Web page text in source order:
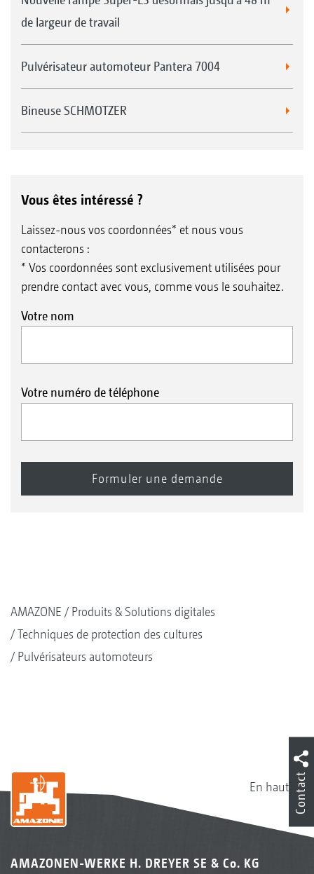
de largeur de travail
Pulvérisateur automoteur Pantera 7004
Bineuse SCHMOTZER
Vous êtes intéressé ?
Laissez-nous vos coordonnées* et nous vous
contacterons :
* Vos coordonnées sont exclusivement utilisées pour
prendre contact avec vous, comme vous le souhaitez.
Votre nom
Votre numéro de téléphone
AMAZONE
Produits & Solutions digitales
Techniques de protection des cultures
Pulvérisateurs automoteurs
En haut
AMAZONEN-WERKE H. DREYER SE & Co. KG
Contact